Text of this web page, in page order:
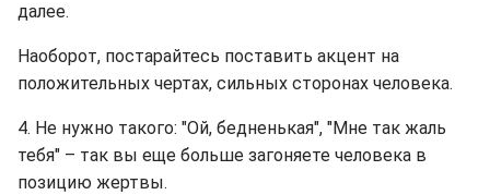
далее.
Наоборот, постарайтесь поставить акцент на
положительных чертах, сильных сторонах человека.
4. Не нужно такого: "Ой, бедненькая", "Мне так жаль
тебя" – так вы еще больше загоняете человека в
позицию жертвы.